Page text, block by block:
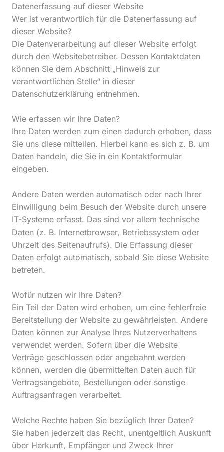
Datenerfassung auf dieser Website
Wer ist verantwortlich für die Datenerfassung auf
dieser Website?
Die Datenverarbeitung auf dieser Website erfolgt
durch den Websitebetreiber. Dessen Kontaktdaten
können Sie dem Abschnitt „Hinweis zur
verantwortlichen Stelle“ in dieser
Datenschutzerklärung entnehmen.
Wie erfassen wir Ihre Daten?
Ihre Daten werden zum einen dadurch erhoben, dass
Sie uns diese mitteilen. Hierbei kann es sich z. B. um
Daten handeln, die Sie in ein Kontaktformular
eingeben.
Andere Daten werden automatisch oder nach Ihrer
Einwilligung beim Besuch der Website durch unsere
IT-Systeme erfasst. Das sind vor allem technische
Daten (z. B. Internetbrowser, Betriebssystem oder
Uhrzeit des Seitenaufrufs). Die Erfassung dieser
Daten erfolgt automatisch, sobald Sie diese Website
betreten.
Wofür nutzen wir Ihre Daten?
Ein Teil der Daten wird erhoben, um eine fehlerfreie
Bereitstellung der Website zu gewährleisten. Andere
Daten können zur Analyse Ihres Nutzerverhaltens
verwendet werden. Sofern über die Website
Verträge geschlossen oder angebahnt werden
können, werden die übermittelten Daten auch für
Vertragsangebote, Bestellungen oder sonstige
Auftragsanfragen verarbeitet.
Welche Rechte haben Sie bezüglich Ihrer Daten?
Sie haben jederzeit das Recht, unentgeltlich Auskunft
über Herkunft, Empfänger und Zweck Ihrer